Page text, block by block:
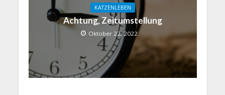
KATZENLEBEN
Achtung, Zeitumstellung
Oktober 22, 2022